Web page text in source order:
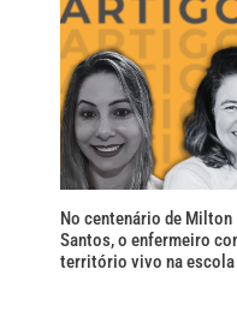
No centenário de Milton
Santos, o enfermeiro
território vivo na escola